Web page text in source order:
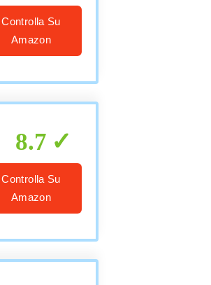
Controlla Su
Amazon
8.7
Controlla Su
Amazon